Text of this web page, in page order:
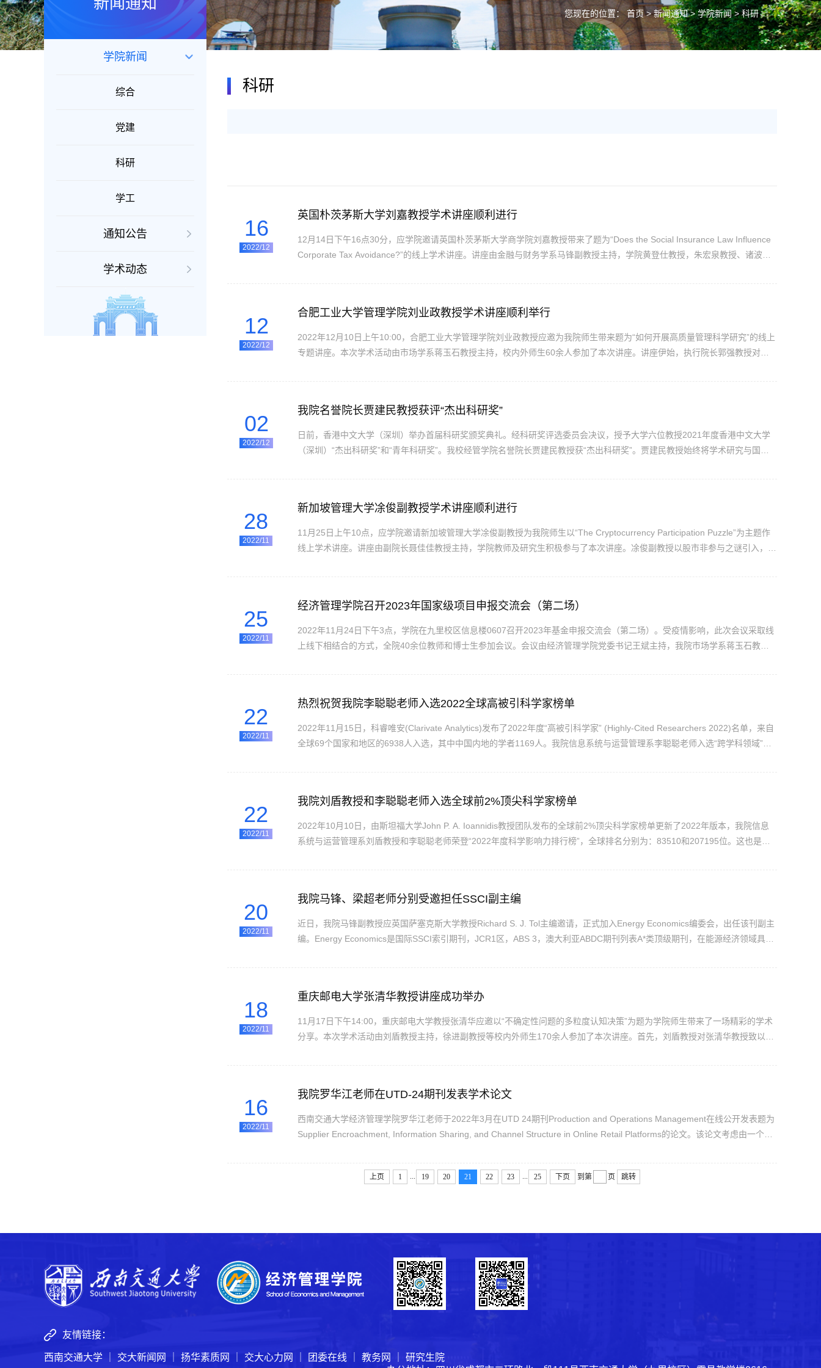
您现在的位置：首页>新闻通知>学院新闻> 科研
学院新闻
综合
党建
科研
学工
通知公告
学术动态
科研
16
2022/12
英国朴茨茅斯大学刘嘉教授学术讲座顺利进行
12月14日下午16点30分，应学院邀请英国朴茨茅斯大学商学院刘嘉教授带来了题为“Does the Social Insurance Law Influence
Corporate Tax Avoidance?”的线上学术讲座。讲座由金融与财务学系马锋副教授主持，学院黄登仕教授，朱宏泉教授、诸波和
12
2022/12
合肥工业大学管理学院刘业政教授学术讲座顺利举行
2022年12月10日上午10:00，合肥工业大学管理学院刘业政教授应邀为我院师生带来题为“如何开展高质量管理科学研究”的线上
专题讲座。本次学术活动由市场学系蒋玉石教授主持，校内外师生60余人参加了本次讲座。讲座伊始，执行院长郭强教授对合
02
2022/12
我院名誉院长贾建民教授获评“杰出科研奖”
日前，香港中文大学（深圳）举办首届科研奖颁奖典礼。经科研奖评选委员会决议，授予大学六位教授2021年度香港中文大学
（深圳）“杰出科研奖”和“青年科研奖”。我校经管学院名誉院长贾建民教授获“杰出科研奖”。​贾建民教授始终将学术研究与国家
28
2022/11
新加坡管理大学凃俊副教授学术讲座顺利进行
11月25日上午10点，应学院邀请新加坡管理大学凃俊副教授为我院师生以“The Cryptocurrency Participation Puzzle”为主题作
线上学术讲座。讲座由副院长聂佳佳教授主持，学院教师及研究生积极参与了本次讲座。凃俊副教授以股市非参与之谜引入，指
25
2022/11
经济管理学院召开2023年国家级项目申报交流会（第二场）
2022年11月24日下午3点，学院在九里校区信息楼0607召开2023年基金申报交流会（第二场）。受疫情影响，此次会议采取线
上线下相结合的方式，全院40余位教师和博士生参加会议。会议由经济管理学院党委书记王斌主持，我院市场学系蒋玉石教授
22
2022/11
热烈祝贺我院李聪聪老师入选2022全球高被引科学家榜单
2022年11月15日，科睿唯安(Clarivate Analytics)发布了2022年度“高被引科学家” (Highly-Cited Researchers 2022)名单，来自
全球69个国家和地区的6938人入选，其中中国内地的学者1169人。我院信息系统与运营管理系李聪聪老师入选“跨学科领域”
22
2022/11
我院刘盾教授和李聪聪老师入选全球前2%顶尖科学家榜单
2022年10月10日，由斯坦福大学John P. A. Ioannidis教授团队发布的全球前2%顶尖科学家榜单更新了2022年版本，我院信息
系统与运营管理系刘盾教授和李聪聪老师荣登“2022年度科学影响力排行榜”，全球排名分别为：83510和207195位。这也是两
20
2022/11
我院马锋、梁超老师分别受邀担任SSCI副主编
近日，我院马锋副教授应英国萨塞克斯大学教授Richard S. J. Tol主编邀请，正式加入Energy Economics编委会，出任该刊副主
编。Energy Economics是国际SSCI索引期刊，JCR1区，ABS 3，澳大利亚ABDC期刊列表A*类顶级期刊，在能源经济领域具有
18
2022/11
重庆邮电大学张清华教授讲座成功举办
11月17日下午14:00，重庆邮电大学教授张清华应邀以“不确定性问题的多粒度认知决策”为题为学院师生带来了一场精彩的学术
分享。本次学术活动由刘盾教授主持，徐进副教授等校内外师生170余人参加了本次讲座。首先，刘盾教授对张清华教授致以诚
16
2022/11
我院罗华江老师在UTD-24期刊发表学术论文
​西南交通大学经济管理学院罗华江老师于2022年3月在UTD 24期刊Production and Operations Management在线公开发表题为
Supplier Encroachment, Information Sharing, and Channel Structure in Online Retail Platforms的论文。该论文考虑由一个制
上页 1 19 20 21 22 23 25 下页 到第 页 跳转
友情链接：
西南交通大学 交大新闻网 扬华素质网 交大心力网 团委在线 教务网
研究生院